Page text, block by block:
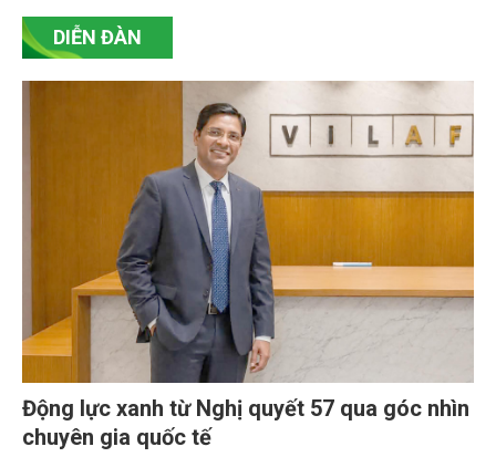
DIỄN ĐÀN
Động lực xanh từ Nghị quyết 57 qua góc nhìn
chuyên gia quốc tế